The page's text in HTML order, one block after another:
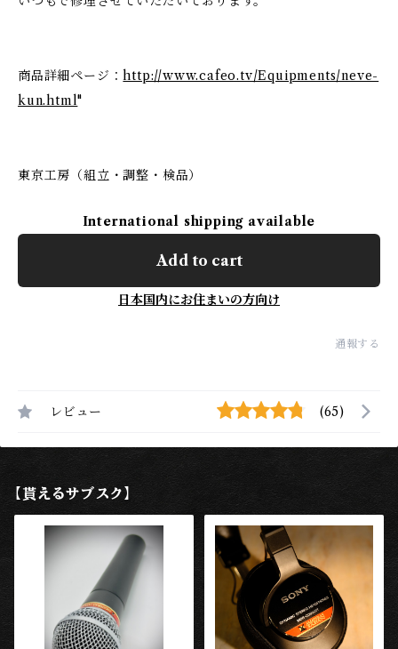
商品詳細ページ：http://www.cafeo.tv/Equipments/neve-
kun.html"
東京工房（組立・調整・検品）
International shipping available
Add to cart
日本国内にお住まいの方向け
通報する
レビュー (65)
【貰えるサブスク】